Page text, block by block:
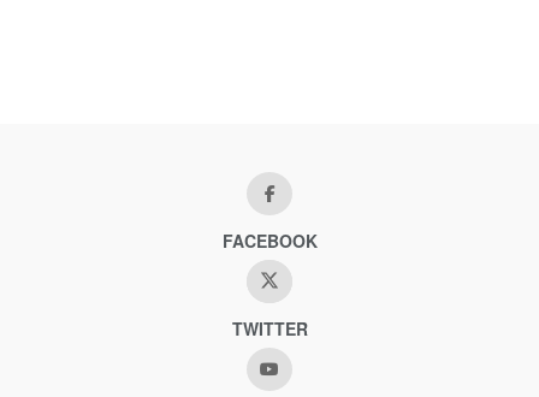
FACEBOOK
TWITTER